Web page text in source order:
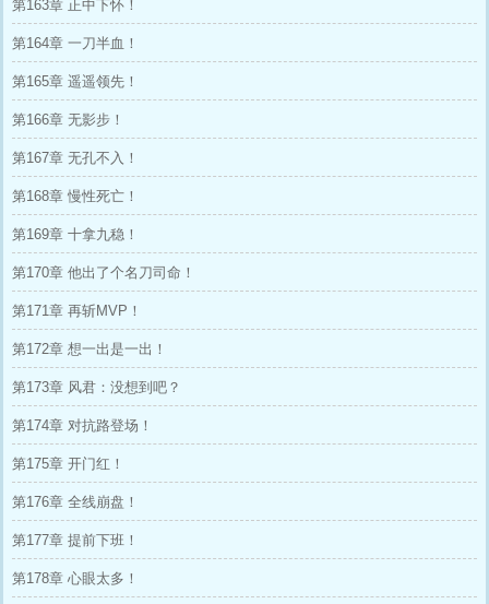
第163章 正中下怀！
第164章 一刀半血！
第165章 遥遥领先！
第166章 无影步！
第167章 无孔不入！
第168章 慢性死亡！
第169章 十拿九稳！
第170章 他出了个名刀司命！
第171章 再斩MVP！
第172章 想一出是一出！
第173章 风君：没想到吧？
第174章 对抗路登场！
第175章 开门红！
第176章 全线崩盘！
第177章 提前下班！
第178章 心眼太多！